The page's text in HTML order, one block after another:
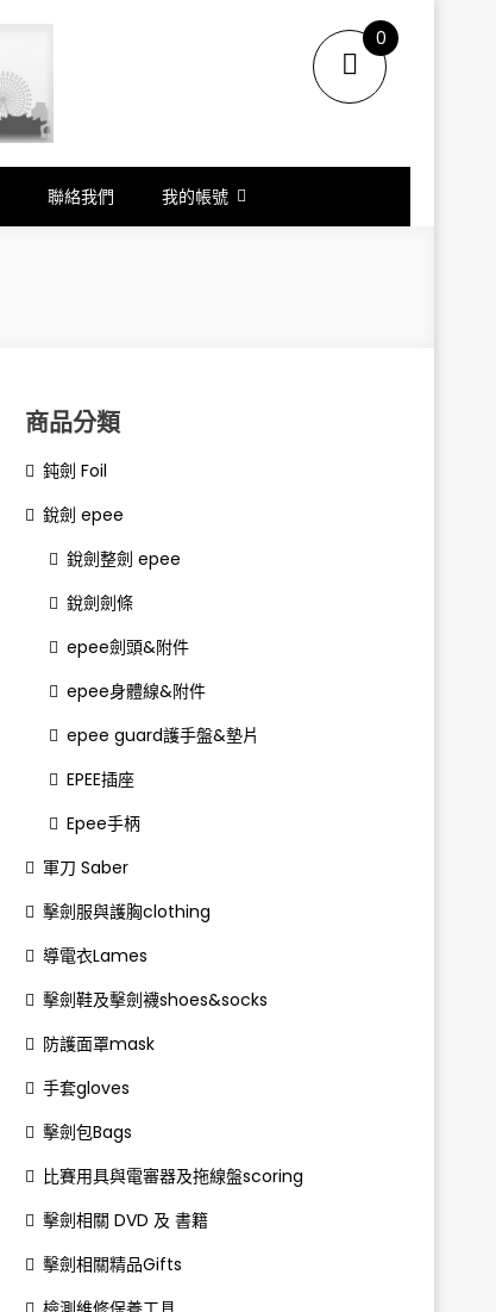
0
items
聯絡我們 我的帳號
商品分類
鈍劍 Foil
銳劍 epee
銳劍整劍 epee
銳劍劍條
epee劍頭&附件
epee身體線&附件
epee guard護手盤&墊片
EPEE插座
Epee手柄
軍刀 Saber
擊劍服與護胸clothing
導電衣Lames
擊劍鞋及擊劍襪shoes&socks
防護面罩mask
手套gloves
擊劍包Bags
比賽用具與電審器及拖線盤scoring
擊劍相關 DVD 及 書籍
擊劍相關精品Gifts